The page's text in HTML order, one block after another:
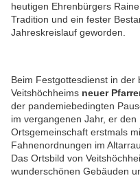
heutigen Ehrenbürgers
Tradition und ein fester
Jahreskreislauf geworden.
Beim Festgottesdienst in der
Veitshöchheims neuer
der pandemiebedingten
im vergangenen Jahr, er
Ortsgemeinschaft erstmals
Fahnenordnungen im
Das Ortsbild von
wunderschönen Gebäuden